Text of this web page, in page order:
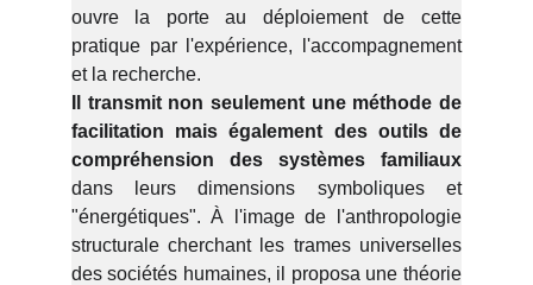
ouvre la porte au déploiement de cette
pratique par l'expérience, l'accompagnement
et la recherche.
Il transmit non seulement une méthode de
facilitation mais également des outils de
compréhension des systèmes familiaux
dans leurs dimensions symboliques et
"énergétiques". À l'image de l'anthropologie
structurale cherchant les trames universelles
des sociétés humaines, il proposa une théorie